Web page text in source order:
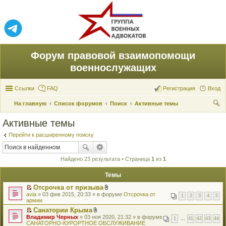
Форум правовой взаимопомощи
военнослужащих
Ссылки FAQ Вход
Регистрация
На главную Список форумов Поиск
Активные темы
Активные темы
Перейти к расширенному поиску
Найдено 23 результата • Страница 1 из 1
Темы
П
е
р
е
й
т
Отсрочка от призыва
В
л
о
е
н
1 2 3 4 5
avia » 03 фев 2015, 20:33 » в форуме Отсрочка от
армии
П
е
Санатории Крыма
В
л
1 41 42 43 44
Владимир Черных » 03 ноя 2020, 21:32 » в форуме
САНАТОРНО-КУРОРТНОЕ ОБСЛУЖИВАНИЕ